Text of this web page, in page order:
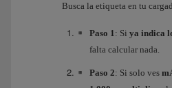
Busca la etiqueta en tu
Paso 1: Si ya indica
falta calcular nada.
Paso 2: Si solo ves